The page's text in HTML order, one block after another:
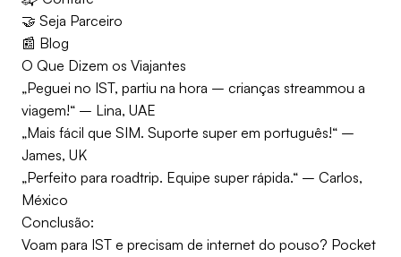
🤝 Seja Parceiro
📰 Blog
O Que Dizem os Viajantes
„Peguei no IST, partiu na hora – crianças streammou a
viagem!“ – Lina, UAE
„Mais fácil que SIM. Suporte super em português!“ –
James, UK
„Perfeito para roadtrip. Equipe super rápida.“ – Carlos,
México
Conclusão:
Voam para IST e precisam de internet do pouso? Pocket